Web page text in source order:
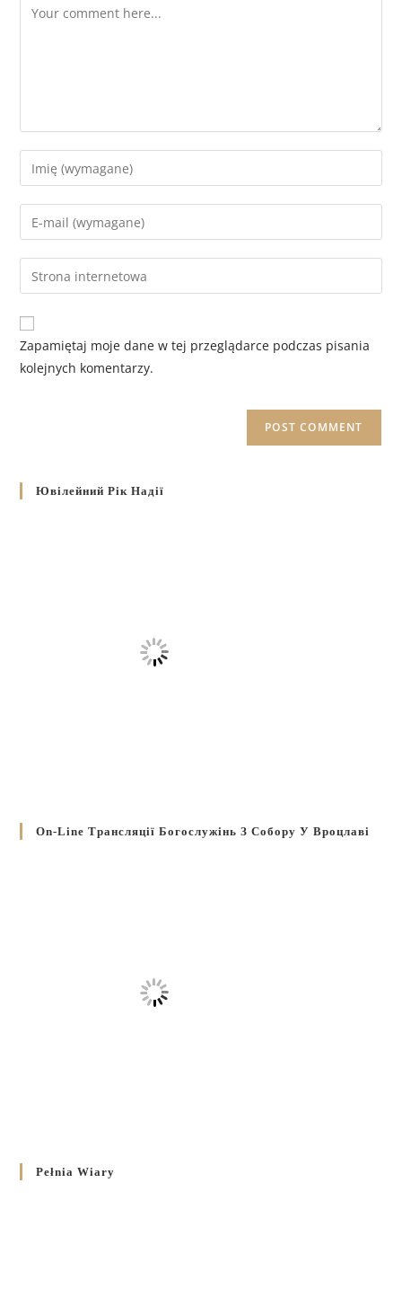
Zapamiętaj moje dane w tej przeglądarce podczas pisania
kolejnych komentarzy.
Ювілейний Рік Надії
On-Line Трансляції Богослужінь З Собору У Вроцлаві
Pełnia Wiary